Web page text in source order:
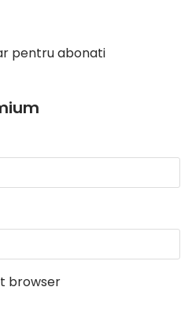
browser